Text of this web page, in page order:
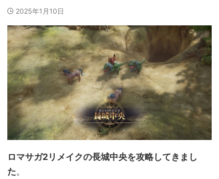
2025年1月10日
ロマサガ2リメイクの長城中央を攻略してきまし
た。